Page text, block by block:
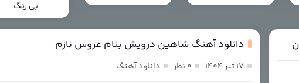
بی رنگ
دانلود آهنگ شاهین درویش بنام عروس نازم
۱۷ تیر ۱۴۰۴ ۰ نظر دانلود آهنگ